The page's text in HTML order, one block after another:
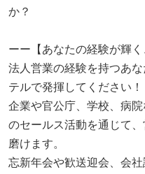
か？
ーー【あなたの経験が輝く
法人営業の経験を持つあ
テルで発揮してください！
企業や官公庁、学校、病
のセールス活動を通じて
磨けます。
忘新年会や歓送迎会、会